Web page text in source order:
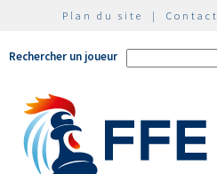
Plan du site | Contact
Rechercher un joueur